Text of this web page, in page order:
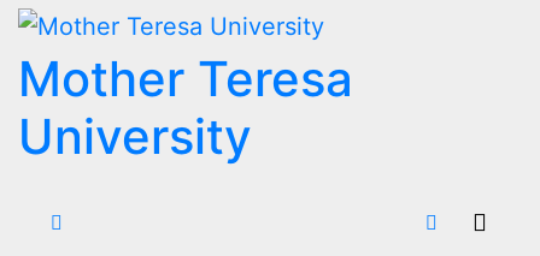
Skip
content
Mother Teresa
University